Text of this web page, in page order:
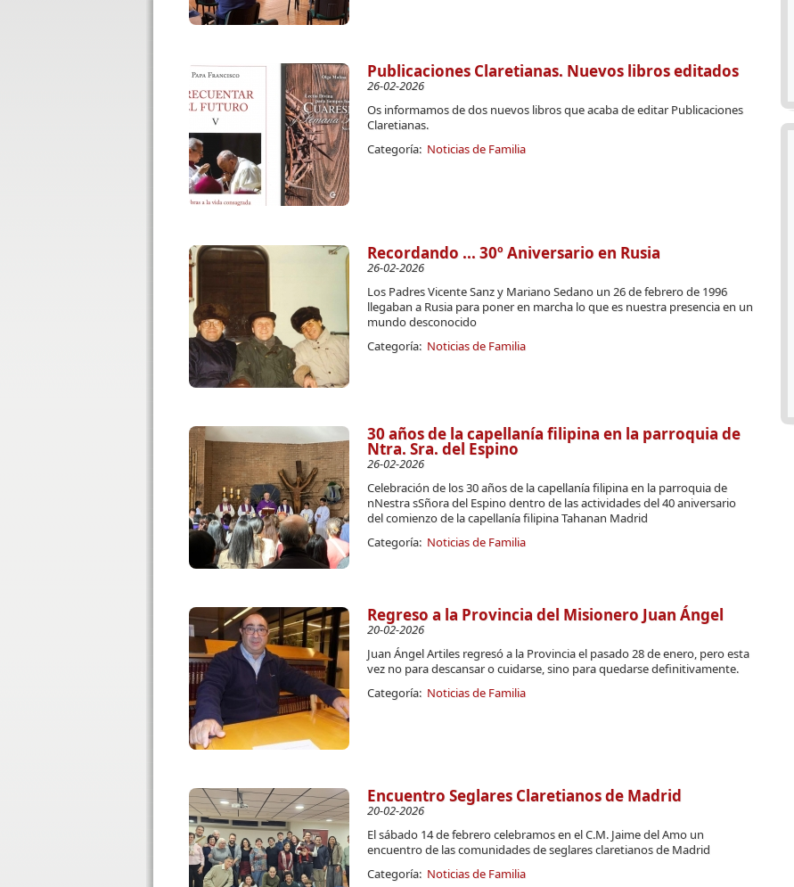
Publicaciones Claretianas. Nuevos libros editados
26-02-2026
Os informamos de dos nuevos libros que acaba de editar Publicaciones
Claretianas.
Categoría: Noticias de Familia
Recordando ... 30º Aniversario en Rusia
26-02-2026
Los Padres Vicente Sanz y Mariano Sedano un 26 de febrero de 1996
llegaban a Rusia para poner en marcha lo que es nuestra presencia en un
mundo desconocido
Categoría: Noticias de Familia
30 años de la capellanía filipina en la parroquia de
Ntra. Sra. del Espino
26-02-2026
Celebración de los 30 años de la capellanía filipina en la parroquia de
nNestra sSñora del Espino dentro de las actividades del 40 aniversario
del comienzo de la capellanía filipina Tahanan Madrid
Categoría: Noticias de Familia
Regreso a la Provincia del Misionero Juan Ángel
20-02-2026
Juan Ángel Artiles regresó a la Provincia el pasado 28 de enero, pero esta
vez no para descansar o cuidarse, sino para quedarse definitivamente.
Categoría: Noticias de Familia
Encuentro Seglares Claretianos de Madrid
20-02-2026
El sábado 14 de febrero celebramos en el C.M. Jaime del Amo un
encuentro de las comunidades de seglares claretianos de Madrid
Categoría: Noticias de Familia